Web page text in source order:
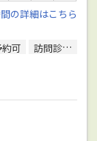
の詳細はこちら
約可
訪問診療可